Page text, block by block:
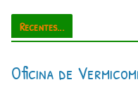
Recentes...
Oficina de